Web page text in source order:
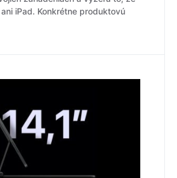
iPad. Konkrétne produktovú